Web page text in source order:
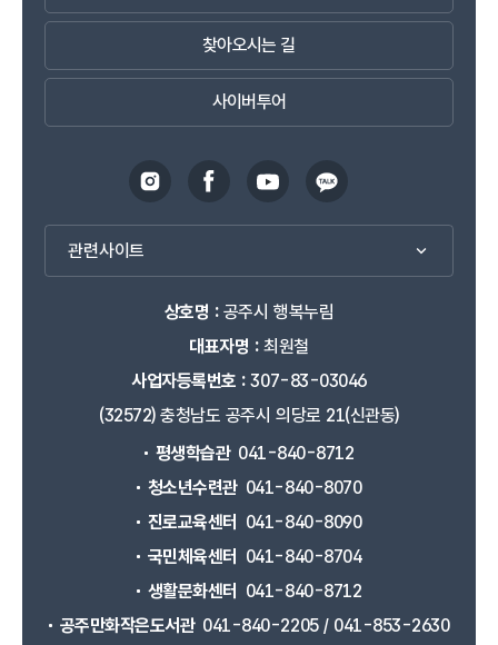
찾아오시는 길
사이버투어
관련사이트
상호명 :공주시 행복누림
대표자명 :최원철
사업자등록번호 :307-83-03046
(32572) 충청남도 공주시 의당로 21(신관동)
평생학습관 041-840-8712
청소년수련관 041-840-8070
진로교육센터
041-840-8090
국민체육센터
041-840-8704
생활문화센터
041-840-8712
공주만화작은도서관 041-840-2205 / 041-853-2630